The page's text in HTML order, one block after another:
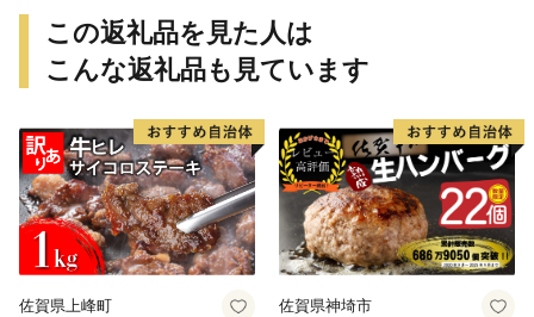
この返礼品を見た人は
こんな返礼品も見ています
佐賀県上峰町 佐賀県神埼市